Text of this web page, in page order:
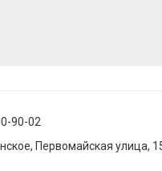
90-02
Первомайская улица,